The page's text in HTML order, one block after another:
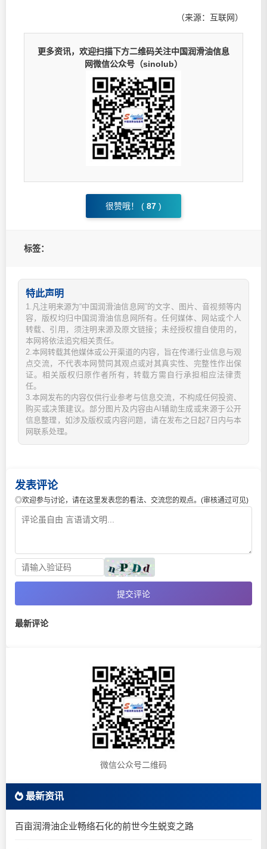
（来源：互联网）
更多资讯，欢迎扫描下方二维码关注中国润滑油信息
网微信公众号（sinolub）
很赞哦！ ( 87 )
标签：
特此声明
1.凡注明来源为“中国润滑油信息网”的文字、图片、音视频等内
容，版权均归中国润滑油信息网所有。任何媒体、网站或个人
转载、引用，须注明来源及原文链接；未经授权擅自使用的，
本网将依法追究相关责任。
2.本网转载其他媒体或公开渠道的内容，旨在传递行业信息与观
点交流，不代表本网赞同其观点或对其真实性、完整性作出保
证。相关版权归原作者所有，转载方需自行承担相应法律责
任。
3.本网发布的内容仅供行业参考与信息交流，不构成任何投资、
购买或决策建议。部分图片及内容由AI辅助生成或来源于公开
信息整理，如涉及版权或内容问题，请在发布之日起7日内与本
网联系处理。
发表评论
◎欢迎参与讨论，请在这里发表您的看法、交流您的观点。(审核通过可见)
提交评论
最新评论
微信公众号二维码
最新资讯
百亩润滑油企业畅络石化的前世今生蜕变之路